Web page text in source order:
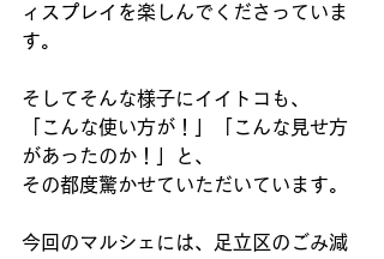
ィスプレイを楽しんでくださっていま
す。
そしてそんな様子にイイトコも、
「こんな使い方が！」「こんな見せ方
があったのか！」と、
その都度驚かせていただいています。
今回のマルシェには、足立区のごみ減